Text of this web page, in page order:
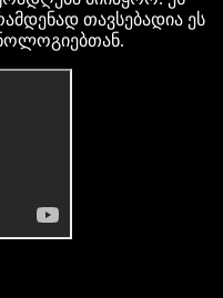
თავსებადია ეს